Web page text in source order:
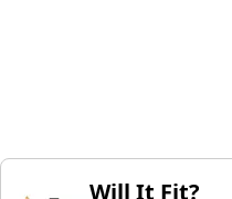
Will It Fit?